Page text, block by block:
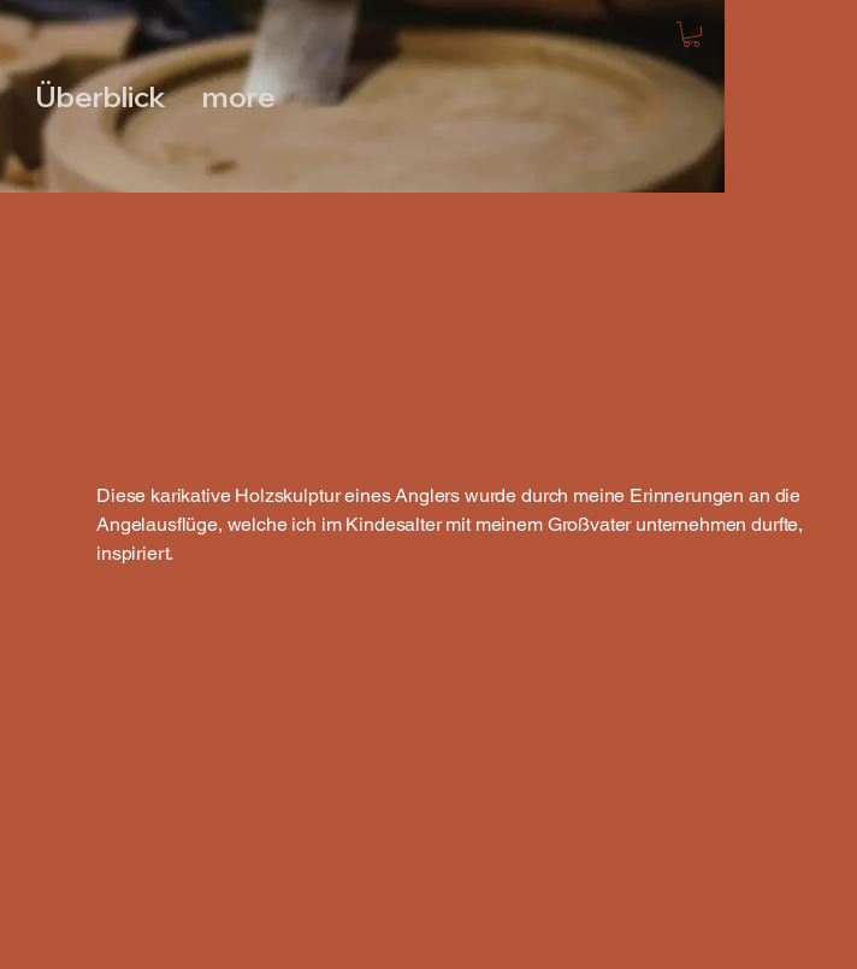
Überblick more
Diese karikative Holzskulptur eines Anglers wurde durch meine Erinnerungen an die
Angelausflüge, welche ich im Kindesalter mit meinem Großvater unternehmen durfte,
inspiriert.